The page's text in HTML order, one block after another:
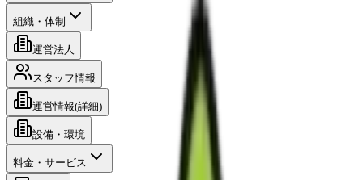
組織・体制
運営法人
スタッフ情報
運営情報(詳細)
設備・環境
料金・サービス